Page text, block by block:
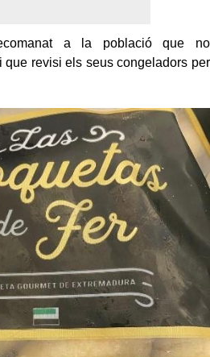
a la població que no
que revisi els seus congeladors per